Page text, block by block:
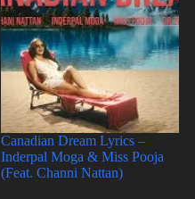
Canadian Dream Lyrics –
Inderpal Moga & Miss Pooja
(Feat. Channi Nattan)